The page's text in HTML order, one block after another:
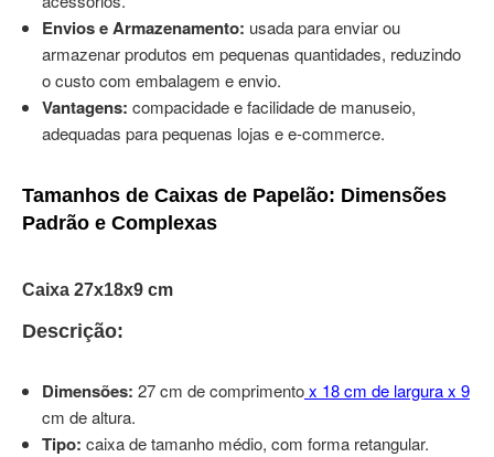
Envios e Armazenamento: usada para enviar ou
armazenar produtos em pequenas quantidades, reduzindo
o custo com embalagem e envio.
Vantagens: compacidade e facilidade de manuseio,
adequadas para pequenas lojas e e-commerce.
Tamanhos de Caixas de Papelão: Dimensões
Padrão e Complexas
Caixa 27x18x9 cm
Descrição:
Dimensões: 27 cm de comprimentox 18 cm de largura x 9
cm de altura.
Tipo: caixa de tamanho médio, com forma retangular.